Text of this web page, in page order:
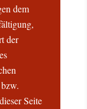
dem
der
Seite